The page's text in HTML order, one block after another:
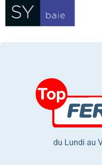
du Lundi au